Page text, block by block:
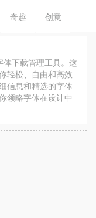
奇趣 创意
下载管理工具。这
轻松、自由和高效
信息和精选的字体
领略字体在设计中